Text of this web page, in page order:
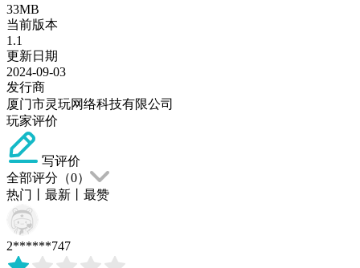
33MB
当前版本
1.1
更新日期
2024-09-03
发行商
厦门市灵玩网络科技有限公司
玩家评价
写评价
全部评分（0）
热门
最新 最赞
2******747